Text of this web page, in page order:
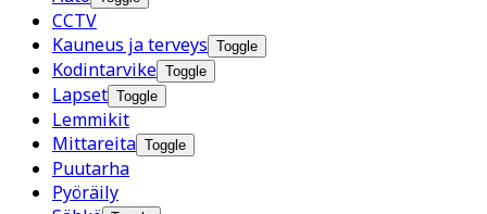
CCTV
Kauneus ja terveys Toggle
Kodintarvike Toggle
Lapset Toggle
Lemmikit
Mittareita Toggle
Puutarha
Pyöräily